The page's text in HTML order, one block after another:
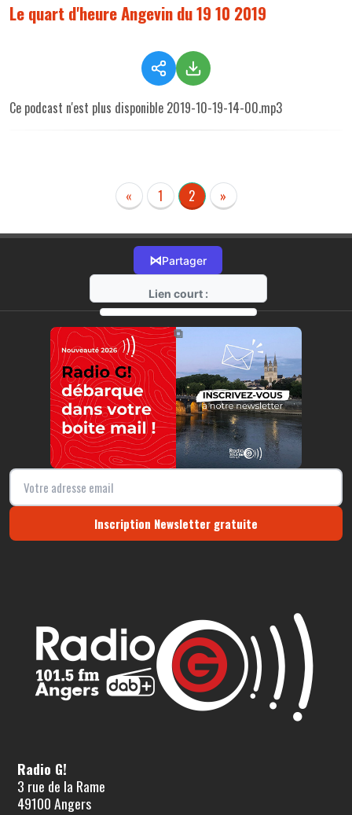
Le quart d'heure Angevin du 19 10 2019
Ce podcast n'est plus disponible 2019-10-19-14-00.mp3
« 1 2 »
⋈Partager
Lien court :
https://radio-g.fr?r162
⧉
Inscription Newsletter gratuite
Radio G!
3 rue de la Rame
49100 Angers